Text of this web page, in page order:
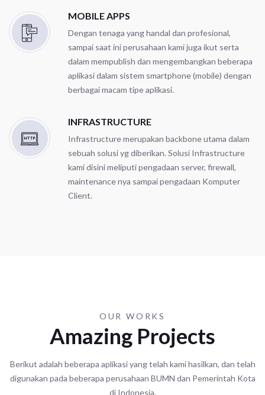
MOBILE APPS
Dengan tenaga yang handal dan profesional,
sampai saat ini perusahaan kami juga ikut serta
dalam mempublish dan mengembangkan beberapa
aplikasi dalam sistem smartphone (mobile) dengan
berbagai macam tipe aplikasi.
INFRASTRUCTURE
Infrastructure merupakan backbone utama dalam
sebuah solusi yg diberikan. Solusi Infrastructure
kami disini meliputi pengadaan server, firewall,
maintenance nya sampai pengadaan Komputer
Client.
OUR WORKS
Amazing Projects
Berikut adalah beberapa aplikasi yang telah kami hasilkan, dan telah
digunakan pada beberapa perusahaan BUMN dan Pemerintah Kota
di Indonesia.